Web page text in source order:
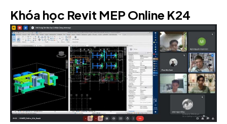
Khóa học Revit MEP Online K24